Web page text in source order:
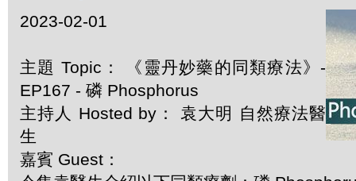
2023-02-01
主題 Topic： 《靈丹妙藥的同類療法》-
EP167 - 磷 Phosphorus
主持人 Hosted by： 袁大明 自然療法醫
生
嘉賓 Guest：